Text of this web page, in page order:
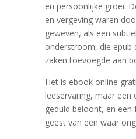
en persoonlijke groei.
en vergeving waren
geweven, als een
onderstroom, die epub
zaken toevoegde aan
Het is ebook online
leeservaring, maar een
geduld beloont, en een
geest van een waar